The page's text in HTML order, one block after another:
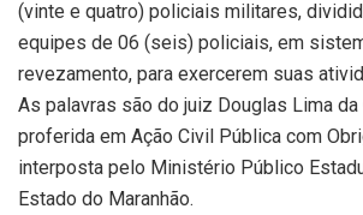
(vinte e quatro) policiais militares,
equipes de 06 (seis) policiais, em
revezamento, para exercerem suas
As palavras são do juiz Douglas Lima da
proferida em Ação Civil Pública com
interposta pelo Ministério Público
Estado do Maranhão.